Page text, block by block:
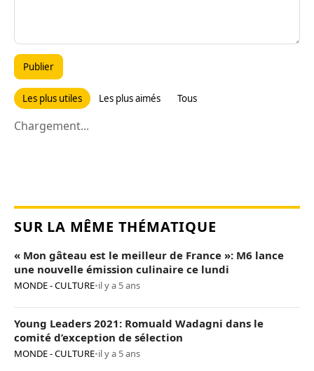
Publier
Les plus utiles Les plus aimés Tous
Chargement...
SUR LA MÊME THÉMATIQUE
« Mon gâteau est le meilleur de France »: M6 lance
une nouvelle émission culinaire ce lundi
MONDE - CULTURE•il y a 5 ans
Young Leaders 2021: Romuald Wadagni dans le
comité d’exception de sélection
MONDE - CULTURE•il y a 5 ans